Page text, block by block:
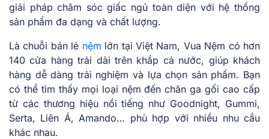
giải pháp chăm sóc giấc ngủ toàn diện với hệ thống
sản phẩm đa dạng và chất lượng.
Là chuỗi bán lẻ nệm lớn tại Việt Nam, Vua Nệm có hơn
140 cửa hàng trải dài trên khắp cả nước, giúp khách
hàng dễ dàng trải nghiệm và lựa chọn sản phẩm. Bạn
có thể tìm thấy mọi loại nệm đến chăn ga gối cao cấp
từ các thương hiệu nổi tiếng như Goodnight, Gummi,
Serta, Liên Á, Amando… phù hợp với nhiều nhu cầu
khác nhau.